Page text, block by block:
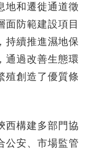
地和遷徙通道徵
面防範建設項目
持續推進濕地保
通過改善生態環
殖創造了優質條
構建多部門協
公安、市場監管